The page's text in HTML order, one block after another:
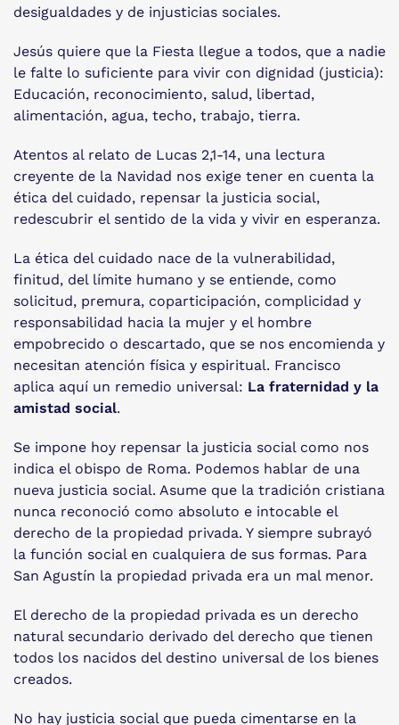
desigualdades y de injusticias sociales.
Jesús quiere que la Fiesta llegue a todos, que a nadie
le falte lo suficiente para vivir con dignidad (justicia):
Educación, reconocimiento, salud, libertad,
alimentación, agua, techo, trabajo, tierra.
Atentos al relato de Lucas 2,1-14, una lectura
creyente de la Navidad nos exige tener en cuenta la
ética del cuidado, repensar la justicia social,
redescubrir el sentido de la vida y vivir en esperanza.
La ética del cuidado nace de la vulnerabilidad,
finitud, del límite humano y se entiende, como
solicitud, premura, coparticipación, complicidad y
responsabilidad hacia la mujer y el hombre
empobrecido o descartado, que se nos encomienda y
necesitan atención física y espiritual. Francisco
aplica aquí un remedio universal: La fraternidad y la
amistad social.
Se impone hoy repensar la justicia social como nos
indica el obispo de Roma. Podemos hablar de una
nueva justicia social. Asume que la tradición cristiana
nunca reconoció como absoluto e intocable el
derecho de la propiedad privada. Y siempre subrayó
la función social en cualquiera de sus formas. Para
San Agustín la propiedad privada era un mal menor.
El derecho de la propiedad privada es un derecho
natural secundario derivado del derecho que tienen
todos los nacidos del destino universal de los bienes
creados.
No hay justicia social que pueda cimentarse en la